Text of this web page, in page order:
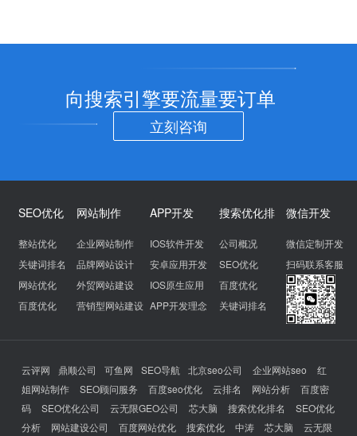
向搜索引擎要流量要订单
立刻咨询
SEO优化
整站优化
关键词排名
网站优化
百度优化
网站制作
企业网站制作
品牌网站设计
外贸网站建设
营销型网站建设
APP开发
IOS软件开发
安卓应用开发
IOS原生应用
APP开发理念
搜索优化排
公司概况
SEO优化
百度优化
关键词排名
微信开发
微信定制开发
扫码联系客服
云评网 鼎顺公司 可鱼网 SEO导航 北京seo公司 企业网站seo
红
姐网站制作
SEO顾问服务 百度seo优化 云排名 网站分析
百度密
码
SEO优化公司 云无限GEO公司 芯大脑 搜索优化排名
SEO优化
分析
网站建设公司 百度网站优化 搜索优化 中涛 芯大脑 云无限